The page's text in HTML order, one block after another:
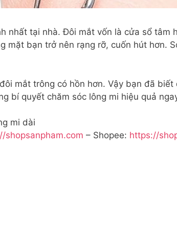
nhất tại nhà. Đôi mắt vốn là cửa sổ tâm
mặt bạn trở nên rạng rỡ, cuốn hút hơn.
mắt trông có hồn hơn. Vậy bạn đã
bí quyết chăm sóc lông mi hiệu quả
mi dài
shopsanpham.com – Shopee: https://